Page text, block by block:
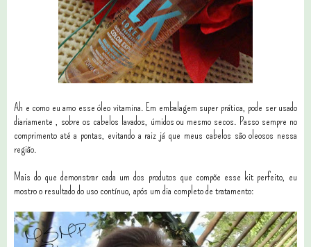
Ah e como eu amo esse óleo vitamina. Em embalagem super prática, pode ser usado
diariamente , sobre os cabelos lavados, úmidos ou mesmo secos. Passo sempre no
comprimento até a pontas, evitando a raiz já que meus cabelos são oleosos nessa
região.
Mais do que demonstrar cada um dos produtos que compõe esse kit perfeito, eu
mostro o resultado do uso contínuo, após um dia completo de tratamento: